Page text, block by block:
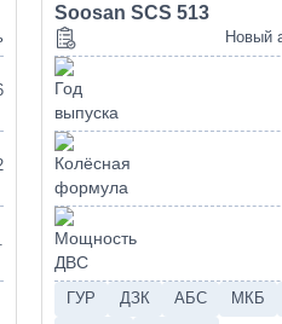
Soosan SCS 513
Новый
ГУР ДЗК АБС МКБ